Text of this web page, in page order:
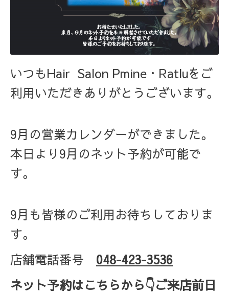
いつもHair Salon Pmine・Ratluをご
利用いただきありがとうございます。
9月の営業カレンダーができました。
本日より9月のネット予約が可能で
す。
9月も皆様のご利用お待ちしておりま
す。
店舗電話番号 048-423-3536
ネット予約はこちらから👇ご来店前日